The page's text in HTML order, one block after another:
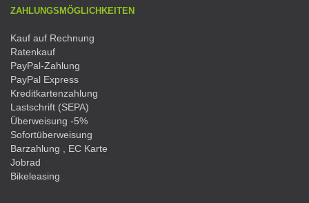
ZAHLUNGSMÖGLICHKEITEN
Kauf auf Rechnung
Ratenkauf
PayPal-Zahlung
PayPal Express
Kreditkartenzahlung
Lastschrift (SEPA)
Überweisung -5%
Sofortüberweisung
Barzahlung , EC Karte
Jobrad
Bikeleasing